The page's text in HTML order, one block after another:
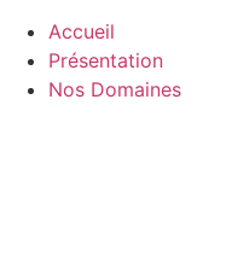
Accueil
Présentation
Nos Domaines